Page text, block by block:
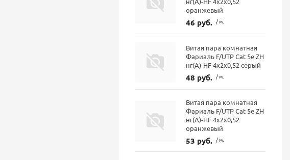
оранжевый
46 руб. / м.
Витая пара комнатная
Фариаль F/UTP Cat 5e ZH
нг(A)-HF 4х2х0,52 серый
48 руб. / м.
Витая пара комнатная
Фариаль F/UTP Cat 5e ZH
нг(A)-HF 4х2х0,52
оранжевый
53 руб. / м.